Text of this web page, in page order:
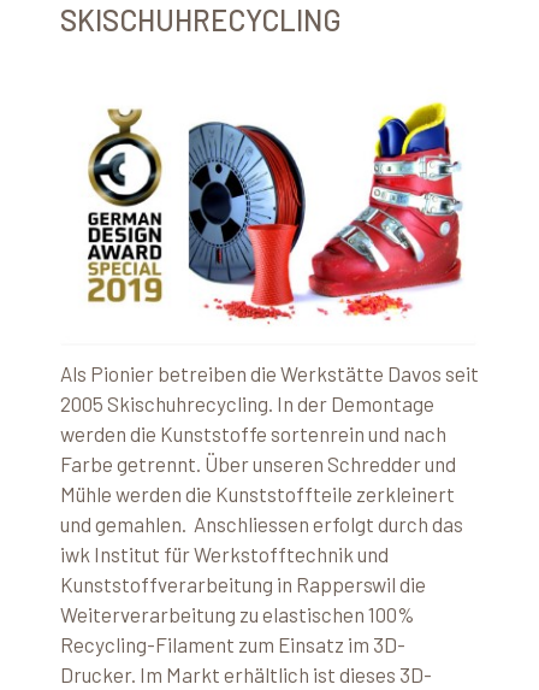
SKISCHUHRECYCLING
Als Pionier betreiben die Werkstätte Davos seit
2005 Skischuhrecycling. In der Demontage
werden die Kunststoffe sortenrein und nach
Farbe getrennt. Über unseren Schredder und
Mühle werden die Kunststoffteile zerkleinert
und gemahlen. Anschliessen erfolgt durch das
iwk Institut für Werkstofftechnik und
Kunststoffverarbeitung in Rapperswil die
Weiterverarbeitung zu elastischen 100%
Recycling-Filament zum Einsatz im 3D-
Drucker. Im Markt erhältlich ist dieses 3D-